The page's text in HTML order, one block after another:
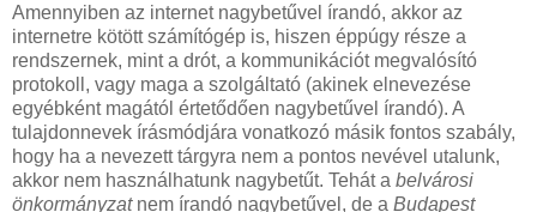
Amennyiben az internet nagybetűvel írandó, akkor az
internetre kötött számítógép is, hiszen éppúgy része a
rendszernek, mint a drót, a kommunikációt megvalósító
protokoll, vagy maga a szolgáltató (akinek elnevezése
egyébként magától értetődően nagybetűvel írandó). A
tulajdonnevek írásmódjára vonatkozó másik fontos szabály,
hogy ha a nevezett tárgyra nem a pontos nevével utalunk,
akkor nem használhatunk nagybetűt. Tehát a belvárosi
önkormányzatnem írandó nagybetűvel, de a Budapest